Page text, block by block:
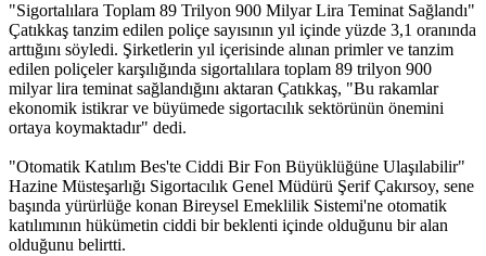
"Sigortalılara Toplam 89 Trilyon 900 Milyar Lira Teminat Sağlandı"
Çatıkkaş tanzim edilen poliçe sayısının yıl içinde yüzde 3,1 oranında
arttığını söyledi. Şirketlerin yıl içerisinde alınan primler ve tanzim
edilen poliçeler karşılığında sigortalılara toplam 89 trilyon 900
milyar lira teminat sağlandığını aktaran Çatıkkaş, "Bu rakamlar
ekonomik istikrar ve büyümede sigortacılık sektörünün önemini
ortaya koymaktadır" dedi.
"Otomatik Katılım Bes'te Ciddi Bir Fon Büyüklüğüne Ulaşılabilir"
Hazine Müsteşarlığı Sigortacılık Genel Müdürü Şerif Çakırsoy, sene
başında yürürlüğe konan Bireysel Emeklilik Sistemi'ne otomatik
katılımının hükümetin ciddi bir beklenti içinde olduğunu bir alan
olduğunu belirtti.